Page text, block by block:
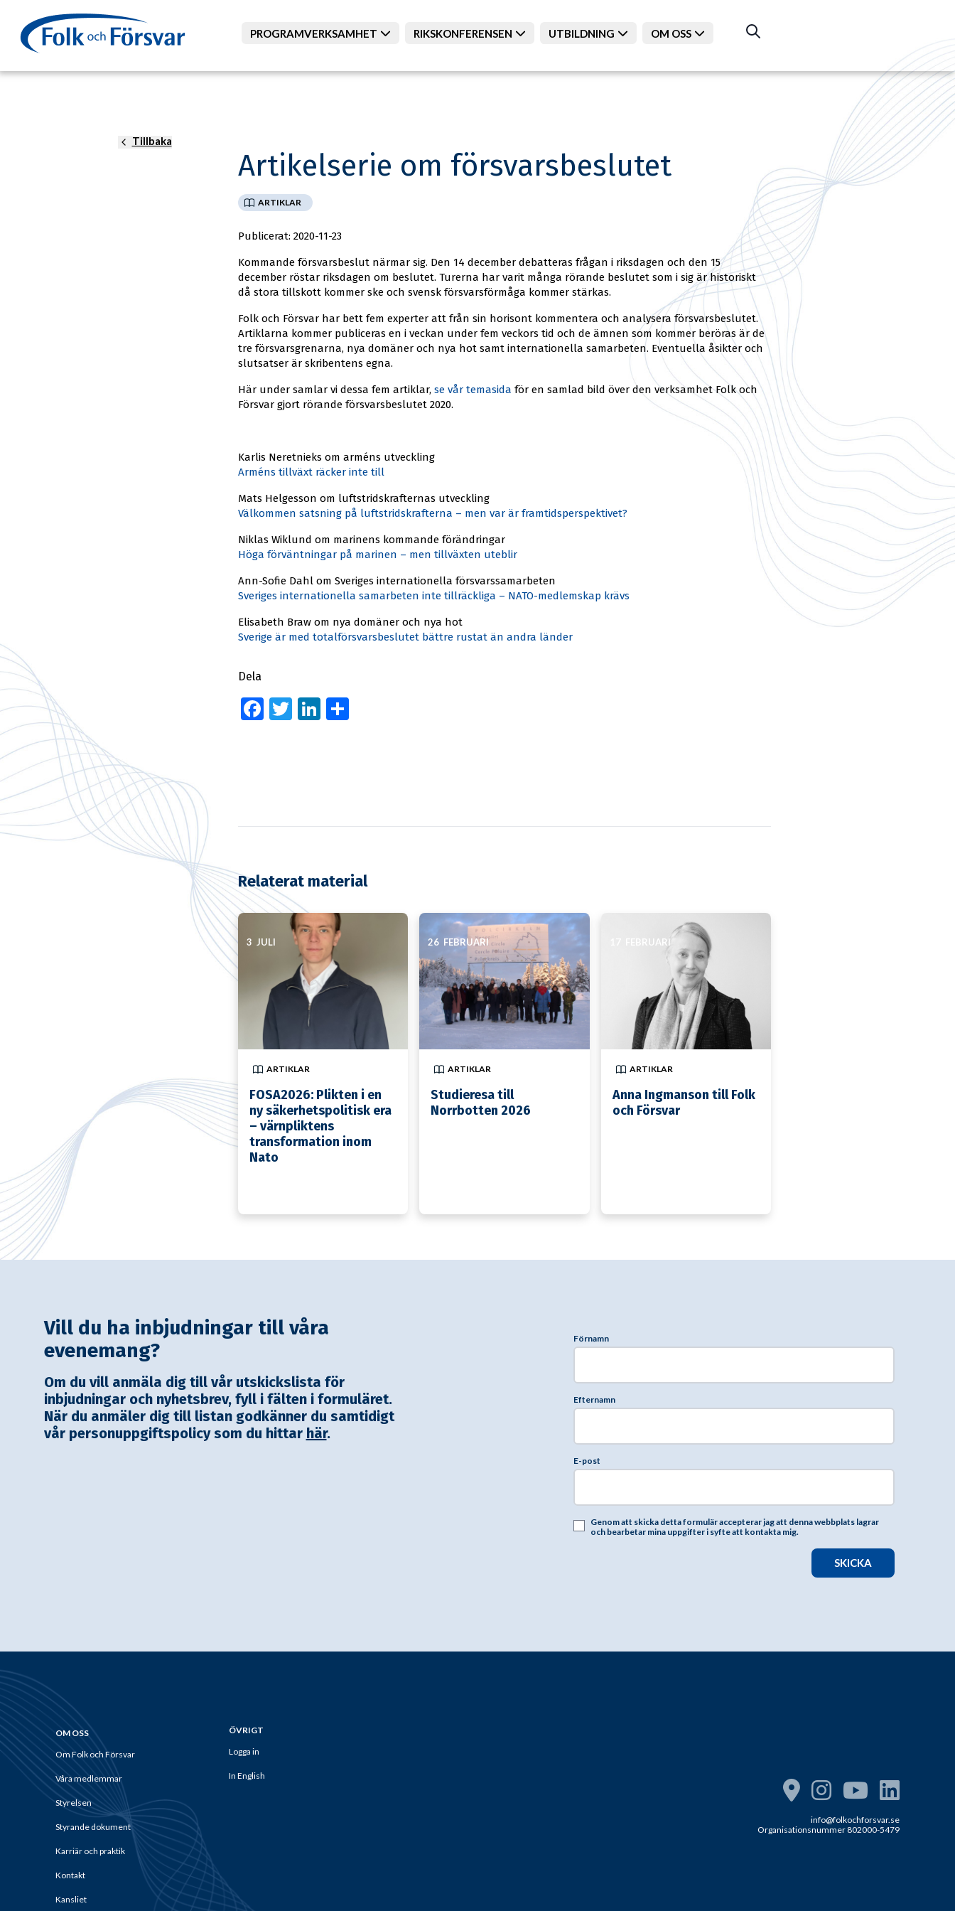
PROGRAMVERKSAMHET RIKSKONFERENSEN UTBILDNING OM OSS
Tillbaka
Artikelserie om försvarsbeslutet
ARTIKLAR
Publicerat: 2020-11-23
Kommande försvarsbeslut närmar sig. Den 14 december debatteras frågan i riksdagen och den 15
december röstar riksdagen om beslutet. Turerna har varit många rörande beslutet som i sig är historiskt
då stora tillskott kommer ske och svensk försvarsförmåga kommer stärkas.
Folk och Försvar har bett fem experter att från sin horisont kommentera och analysera försvarsbeslutet.
Artiklarna kommer publiceras en i veckan under fem veckors tid och de ämnen som kommer beröras är de
tre försvarsgrenarna, nya domäner och nya hot samt internationella samarbeten. Eventuella åsikter och
slutsatser är skribentens egna.
Här under samlar vi dessa fem artiklar, se vår temasida för en samlad bild över den verksamhet Folk och
Försvar gjort rörande försvarsbeslutet 2020.
Karlis Neretnieks om arméns utveckling
Arméns tillväxt räcker inte till
Mats Helgesson om luftstridskrafternas utveckling
Välkommen satsning på luftstridskrafterna – men var är framtidsperspektivet?
Niklas Wiklund om marinens kommande förändringar
Höga förväntningar på marinen – men tillväxten uteblir
Ann-Sofie Dahl om Sveriges internationella försvarssamarbeten
Sveriges internationella samarbeten inte tillräckliga – NATO-medlemskap krävs
Elisabeth Braw om nya domäner och nya hot
Sverige är med totalförsvarsbeslutet bättre rustat än andra länder
Dela
Facebook
TwitterLinkedIn
Relaterat material
3 JULI
ARTIKLAR
FOSA2026: Plikten i en
ny säkerhetspolitisk era
– värnpliktens
transformation inom
Nato
26 FEBRUARI
ARTIKLAR
Studieresa till
Norrbotten 2026
17 FEBRUARI
ARTIKLAR
Anna Ingmanson till Folk
och Försvar
Vill du ha inbjudningar till våra
evenemang?
Om du vill anmäla dig till vår utskickslista för
inbjudningar och nyhetsbrev, fyll i fälten i formuläret.
När du anmäler dig till listan godkänner du samtidigt
vår personuppgiftspolicy som du hittar här.
Förnamn
Efternamn
E-post
Genom att skicka detta formulär accepterar jag att denna webbplats lagrar
och bearbetar mina uppgifter i syfte att kontakta mig.
SKICKA
OM OSS
Om Folk och Försvar
Våra medlemmar
Styrelsen
Styrande dokument
Karriär och praktik
Kontakt
Kansliet
ÖVRIGT
Logga in
In English
info@folkochforsvar.se
Organisationsnummer 802000-5479